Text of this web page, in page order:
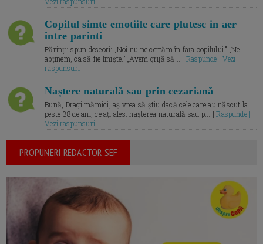
Copilul simte emotiile care plutesc in aer
intre parinti
Părinții spun deseori: „Noi nu ne certăm în fața copilului.” „Ne
abținem, ca să fie liniște.” „Avem grijă să... | Raspunde | Vezi
raspunsuri
Naștere naturală sau prin cezariană
Bună, Dragi mămici, aș vrea să știu dacă cele care au născut la
peste 38 de ani, ce ați ales: nașterea naturală sau p... |Raspunde |
Vezi raspunsuri
PROPUNERI REDACTOR SEF